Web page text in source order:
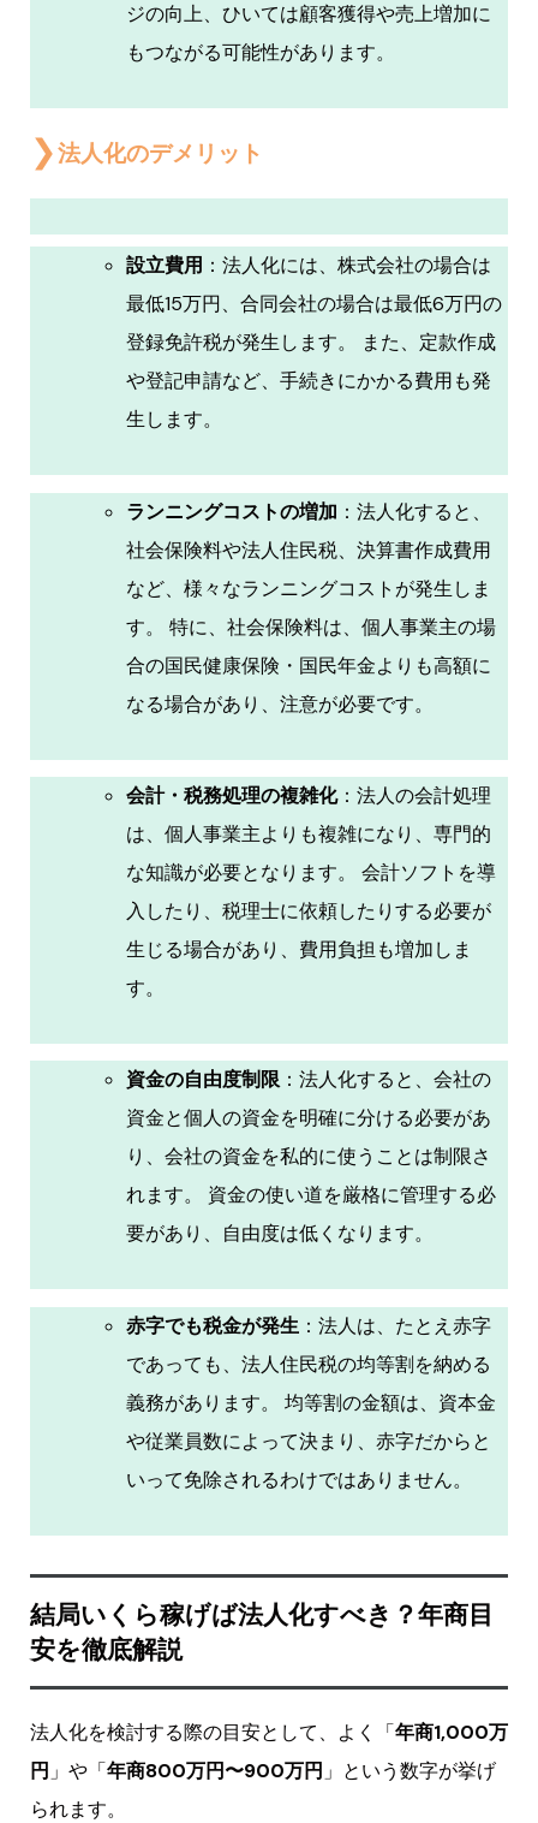
ジの向上、ひいては顧客獲得や売上増加に
もつながる可能性があります。
法人化のデメリット
設立費用 ：法人化には、株式会社の場合は
最低15万円、合同会社の場合は最低6万円の
登録免許税が発生します。 また、定款作成
や登記申請など、手続きにかかる費用も発
生します。
ランニングコストの増加 ：法人化すると、
社会保険料や法人住民税、決算書作成費用
など、様々なランニングコストが発生しま
す。 特に、社会保険料は、個人事業主の場
合の国民健康保険・国民年金よりも高額に
なる場合があり、注意が必要です。
会計・税務処理の複雑化：法人の会計処理
は、個人事業主よりも複雑になり、専門的
な知識が必要となります。 会計ソフトを導
入したり、税理士に依頼したりする必要が
生じる場合があり、費用負担も増加しま
す。
資金の自由度制限：法人化すると、会社の
資金と個人の資金を明確に分ける必要があ
り、会社の資金を私的に使うことは制限さ
れます。 資金の使い道を厳格に管理する必
要があり、自由度は低くなります。
赤字でも税金が発生 ：法人は、たとえ赤字
であっても、法人住民税の均等割を納める
義務があります。 均等割の金額は、資本金
や従業員数によって決まり、赤字だからと
いって免除されるわけではありません。
結局いくら稼げば法人化すべき？年商目
安を徹底解説
法人化を検討する際の目安として、よく「年商1,000万
円 」や「年商800万円〜900万円 」という数字が挙げ
られます。